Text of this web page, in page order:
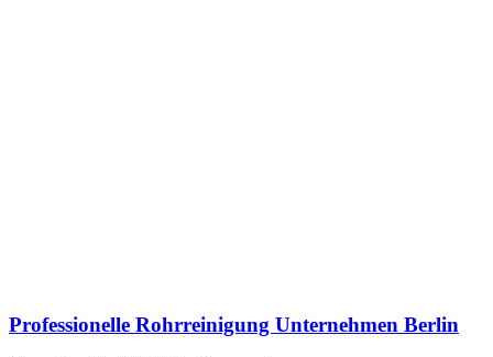
Professionelle Rohrreinigung Unternehmen Berlin